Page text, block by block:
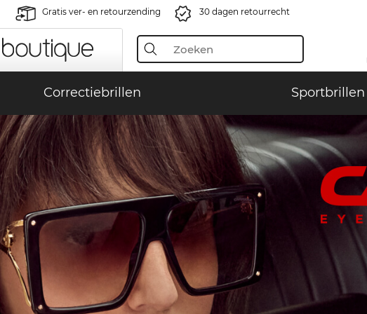
Gratis ver- en retourzending 30 dagen retourrecht
Correctiebrillen Sportbrillen